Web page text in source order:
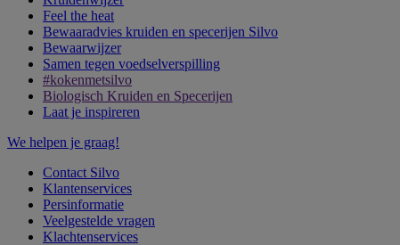
Feel the heat
Bewaaradvies kruiden en specerijen Silvo
Bewaarwijzer
Samen tegen voedselverspilling
#kokenmetsilvo
Biologisch Kruiden en Specerijen
Laat je inspireren
We helpen je graag!
Contact Silvo
Klantenservices
Persinformatie
Veelgestelde vragen
Klachtenservices